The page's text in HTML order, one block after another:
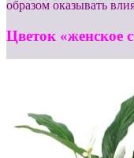
образом оказывать
Цветок «женское